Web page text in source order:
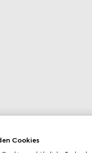
Cookies